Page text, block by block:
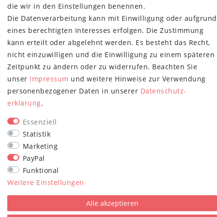
E-MAIL **
Newsletter
Honig
Hiermit bestätige ich, dass ich dieDaten­schutz­erklärung gelesen habe.
Meine Einwilligung kann ich jederzeit widerrufen.**
Abonnieren
** Hierbei handelt es sich um ein Pflichtfeld.
die wir in den Einstellungen benennen.
Die Datenverarbeitung kann mit Einwilligung oder aufgrund
eines berechtigten Interesses erfolgen. Die Zustimmung
kann erteilt oder abgelehnt werden. Es besteht das Recht,
nicht einzuwilligen und die Einwilligung zu einem späteren
Zeitpunkt zu ändern oder zu widerrufen. Beachten Sie
unser Impressum und weitere Hinweise zur Verwendung
personenbezogener Daten in unserer Daten­schutz­
erklärung.
Essenziell
Statistik
Marketing
PayPal
Funktional
Weitere Einstellungen
Alle akzeptieren
plentymarkets Template von